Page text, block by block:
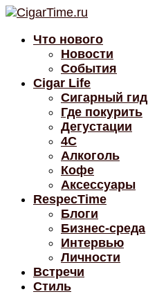
Что нового
Новости
События
Cigar Life
Сигарный гид
Где покурить
Дегустации
4C
Алкоголь
Кофе
Аксессуары
RespecTime
Блоги
Бизнес-среда
Интервью
Личности
Встречи
Стиль